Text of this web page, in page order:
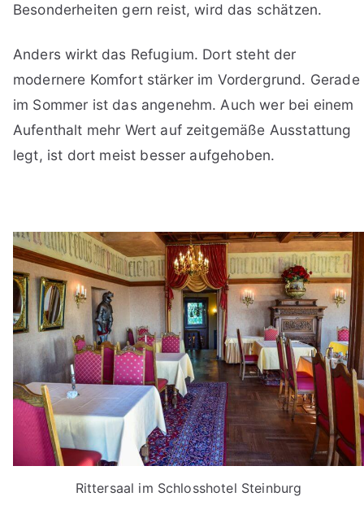
Besonderheiten gern reist, wird das schätzen.
Anders wirkt das Refugium. Dort steht der
modernere Komfort stärker im Vordergrund. Gerade
im Sommer ist das angenehm. Auch wer bei einem
Aufenthalt mehr Wert auf zeitgemäße Ausstattung
legt, ist dort meist besser aufgehoben.
Rittersaal im Schlosshotel Steinburg